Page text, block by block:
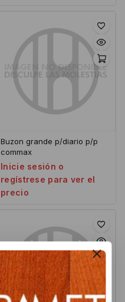
Buzon grande p/diario p/p
commax
Inicie sesión o
regístrese para ver el
precio